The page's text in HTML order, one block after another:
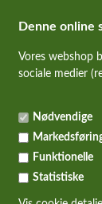
Denne online
Vores webshop
sociale medier
Nødvendige
Funktionelle
Statistiske
og sundeste mærker
foderjunglen